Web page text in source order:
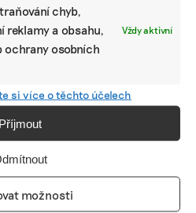
chyb,
reklamy a obsahu,
ochrany osobních
Vždy aktivní
si více o těchto účelech
Příjmout
možnosti
v oblasti